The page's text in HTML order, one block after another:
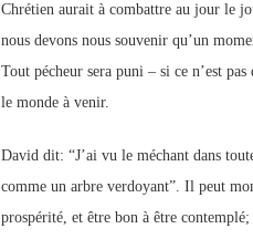
Chrétien aurait à combattre au jour le
nous devons nous souvenir qu’un
Tout pécheur sera puni – si ce n’est pas
le monde à venir.
David dit: “J’ai vu le méchant dans
comme un arbre verdoyant”. Il peut
prospérité, et être bon à être contemplé;